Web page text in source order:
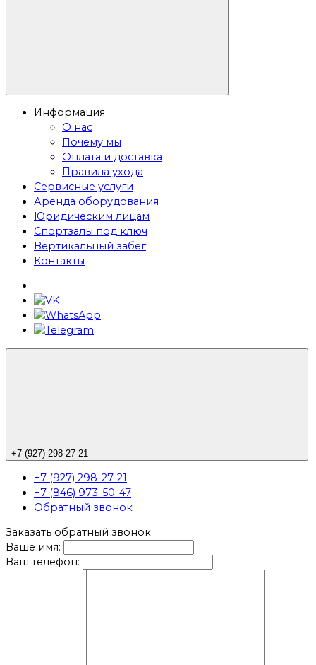
Информация
О нас
Почему мы
Оплата и доставка
Правила ухода
Сервисные услуги
Аренда оборудования
Юридическим лицам
Спортзалы под ключ
Вертикальный забег
Контакты
+7 (927) 298-27-21
+7 (927) 298-27-21
+7 (846) 973-50-47
Обратный звонок
Заказать обратный звонок
Ваше имя:
Ваш телефон: